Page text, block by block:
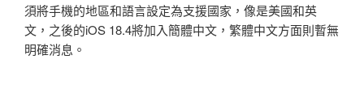
須將手機的地區和語言設定為支援國家，像是美國和英
文，之後的iOS 18.4將加入簡體中文，繁體中文方面則暫無
明確消息。